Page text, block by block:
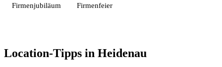
Firmenjubiläum
Firmenfeier
Location-Tipps in Heidenau